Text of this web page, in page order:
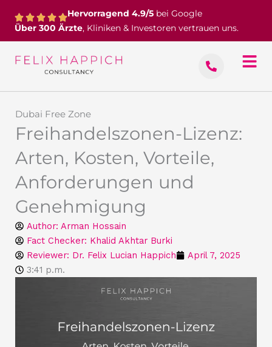
Inhalt
Hervorragend 4.9/5 bei Google
Über 300 Ärzte, Kliniken & Investoren vertrauen uns.
Dubai Free Zone
Freihandelszonen-Lizenz:
Arten, Kosten, Vorteile,
Anforderungen und
Genehmigung
Author: Arman Hossain
Fact Checker: Khalid Akhtar Burki
Reviewer: Dr. Felix Lucian Happich
April 7, 2025
3:41 p.m.